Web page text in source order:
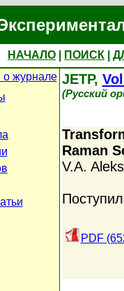
НАЧАЛО ПОИСК
журнале JETP,
(Русский
Raman
V.A.
PDF